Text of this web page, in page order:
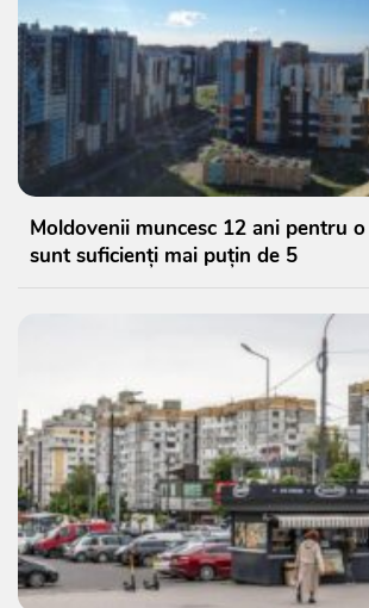
Moldovenii muncesc 12 ani pentru
sunt suficienți mai puțin de 5